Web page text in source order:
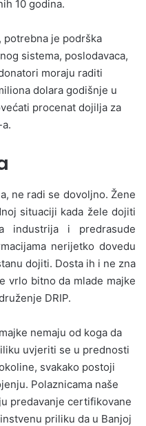
10 godina.
potrebna je podrška
sistema, poslodavaca,
moraju raditi
dolara godišnje u
procenat dojilja za
ne radi se dovoljno. Žene
situaciji kada žele dojiti
industrija i predrasude
nerijetko dovedu
dojiti. Dosta ih i ne zna
vrlo bitno da mlade majke
DRIP.
nemaju od koga da
uvjeriti se u prednosti
svakako postoji
Polaznicama naše
predavanje certifikovane
priliku da u Banjoj